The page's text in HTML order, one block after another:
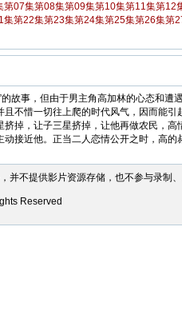
第07集第08集第09集第10集第11集第12
集第22集第23集第24集第25集第26集第
故事，但由于男主角高加林的心态和遭
不惜一切往上爬的时代风气，因而能引
掉，让子三星挤掉，让他再做农民，高
接近他。正当二人恋情公开之时，高的
不提供影片资源存储，也不参与录制、
Reserved